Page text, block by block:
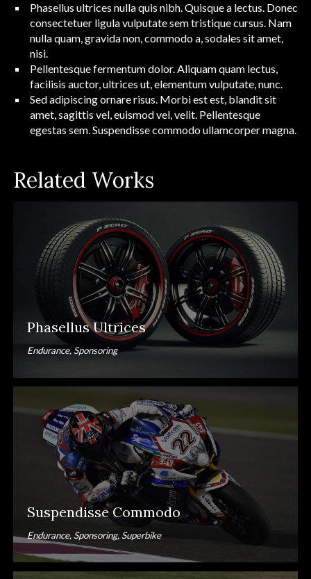
Phasellus ultrices nulla quis nibh. Quisque a lectus. Donec
consectetuer ligula vulputate sem tristique cursus. Nam
nulla quam, gravida non, commodo a, sodales sit amet,
nisi.
Pellentesque fermentum dolor. Aliquam quam lectus,
facilisis auctor, ultrices ut,elementum vulputate, nunc.
Sed adipiscing ornare risus. Morbi est est, blandit sit
amet, sagittis vel, euismod vel, velit. Pellentesque
egestas sem. Suspendisse commodo ullamcorper magna.
Related Works
Phasellus Ultrices
Endurance, Sponsoring
Suspendisse Commodo
Endurance, Sponsoring, Superbike